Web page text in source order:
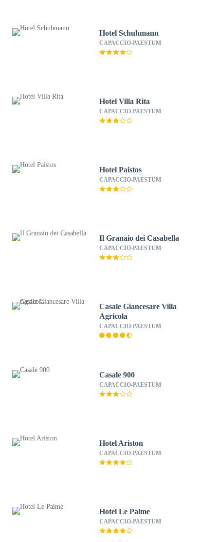
Hotel Schuhmann
CAPACCIO-PAESTUM
Hotel Villa Rita
CAPACCIO-PAESTUM
Hotel Paistos
CAPACCIO-PAESTUM
Il Granaio dei Casabella
CAPACCIO-PAESTUM
Casale Giancesare Villa
Agricola
CAPACCIO-PAESTUM
Casale 900
CAPACCIO-PAESTUM
Hotel Ariston
CAPACCIO-PAESTUM
Hotel Le Palme
CAPACCIO-PAESTUM